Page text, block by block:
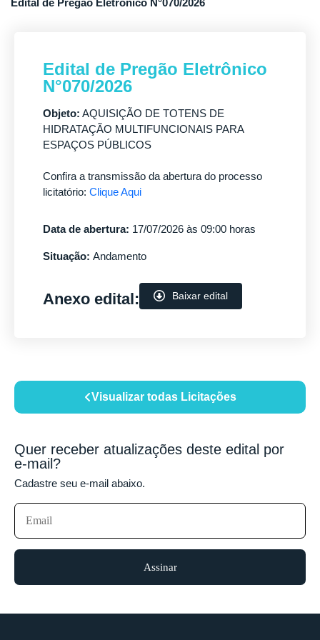
Edital de Pregão Eletrônico N°070/2026
Visualizar todas Licitações
Quer receber atualizações deste edital por
e-mail?
Cadastre seu e-mail abaixo.
Assinar
Edital de Pregão Eletrônico
N°070/2026
Objeto: AQUISIÇÃO DE TOTENS DE
HIDRATAÇÃO MULTIFUNCIONAIS PARA
ESPAÇOS PÚBLICOS
Confira a transmissão da abertura do processo
licitatório: Clique Aqui
Data de abertura: 17/07/2026 às 09:00 horas
Situação: Andamento
Anexo edital: Baixar edital